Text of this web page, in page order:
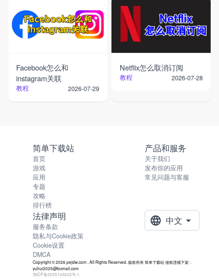
Facebook怎么和
instagram关联
教程 2026-07-29
Netflix怎么取消订阅
教程 2026-07-28
简单下载站
首页
游戏
应用
专题
攻略
排行榜
产品和服务
关于我们
发布你的应用
常见问题与客服
法律声明
服务条款
隐私与Cookie政策
Cookie设置
DMCA
中文
Copyright © 2026 pejdw.com , All Rights Reserved. 版权所有 简单下载站 侵权违规下架：
yuhui2025@foxmail.com
鄂ICP备2025143632号-1